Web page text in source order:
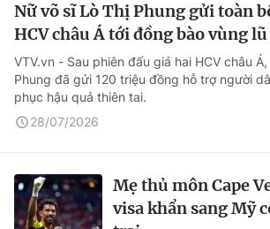
Nữ võ sĩ Lò Thị Phung gửi toàn
HCV châu Á tới đồng bào vùng
VTV.vn - Sau phiên đấu giá hai HCV châu
Phung đã gửi 120 triệu đồng hỗ trợ người
phục hậu quả thiên tai.
28/07/2026
Mẹ thủ môn Cape
visa khẩn sang Mỹ